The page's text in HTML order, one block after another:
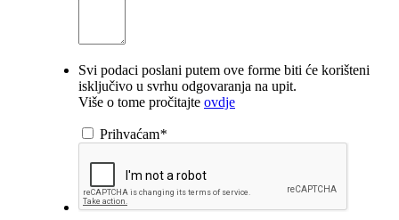
Svi podaci poslani putem ove forme biti će korišteni
isključivo u svrhu odgovaranja na upit.
Više o tome pročitajte ovdje
Prihvaćam*